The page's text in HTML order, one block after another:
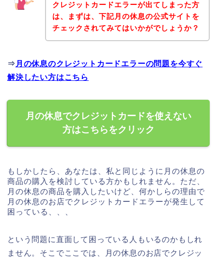
クレジットカードエラーが出てしまった方
は、まずは、下記月の休息の公式サイトを
チェックされてみてはいかがでしょうか？
⇒ 月の休息のクレジットカードエラーの問題を今すぐ
解決したい方はこちら
月の休息でクレジットカードを使えない
方はこちらをクリック
もしかしたら、あなたは、私と同じように月の休息の
商品の購入を検討している方かもしれません。ただ、
月の休息の商品を購入したいけど、何かしらの理由で
月の休息のお店でクレジットカードエラーが発生して
困っている、、、
という問題に直面して困っている人もいるのかもしれ
ません。そこでここでは、月の休息のお店でクレジッ